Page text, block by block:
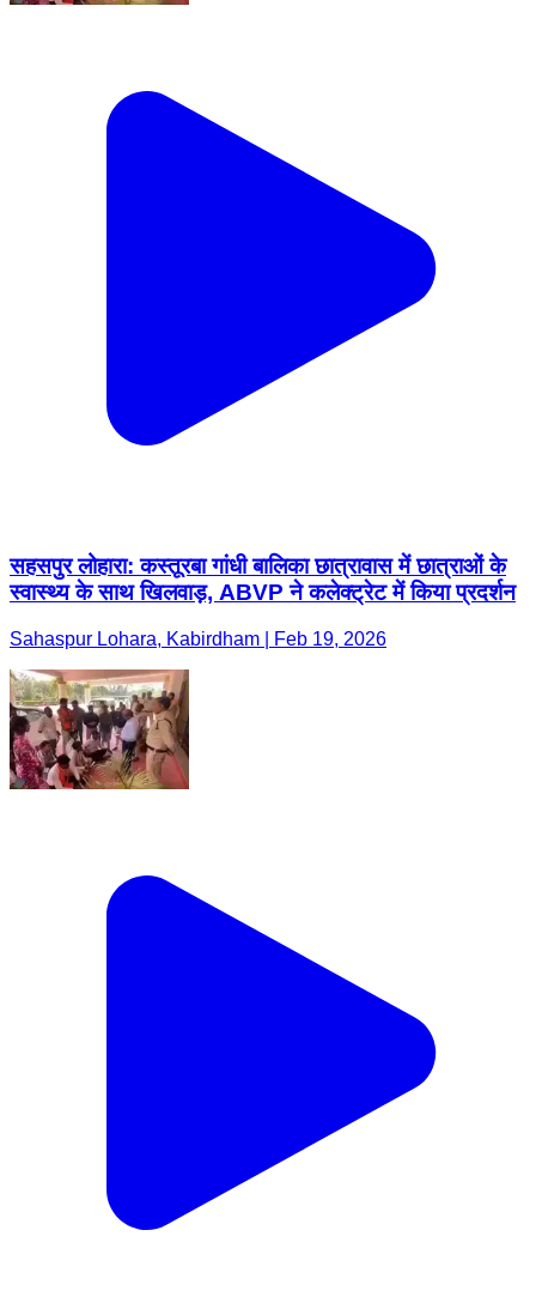
सहसपुर लोहारा: कस्तूरबा गांधी बालिका छात्रावास में छात्राओं के
स्वास्थ्य के साथ खिलवाड़, ABVP ने कलेक्ट्रेट में किया प्रदर्शन
Sahaspur Lohara, Kabirdham | Feb 19, 2026